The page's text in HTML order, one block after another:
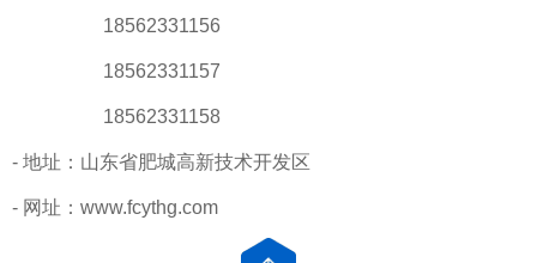
18562331156
18562331157
18562331158
- 地址：山东省肥城高新技术开发区
- 网址：www.fcythg.com